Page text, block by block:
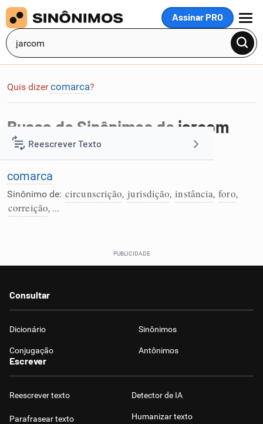
Assinar PRO
MENU
Reescrever Texto
Resumir Texto
Corrigir Texto
Conexões
Quis dizer comarca?
Busca de Sinônimos de jarcom
Foi encontrada 1 palavra na busca por
comarca
Sinônimo de: circunscrição, jurisdição, instância, foro,
correição, ...
Consultar
Dicionário Sinônimos
Conjugação Antônimos
Escrever
Reescrever texto
Parafrasear texto
Detector de IA
Humanizar texto